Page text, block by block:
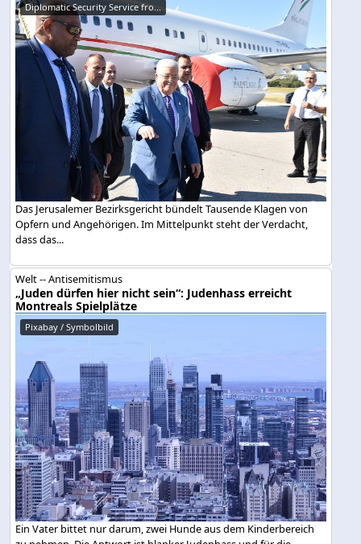
Diplomatic Security Service fro...
Das Jerusalemer Bezirksgericht bündelt Tausende Klagen von
Opfern und Angehörigen. Im Mittelpunkt steht der Verdacht,
dass das...
Welt -- Antisemitismus
„Juden dürfen hier nicht sein“: Judenhass erreicht
Montreals Spielplätze
Pixabay / Symbolbild
Ein Vater bittet nur darum, zwei Hunde aus dem Kinderbereich